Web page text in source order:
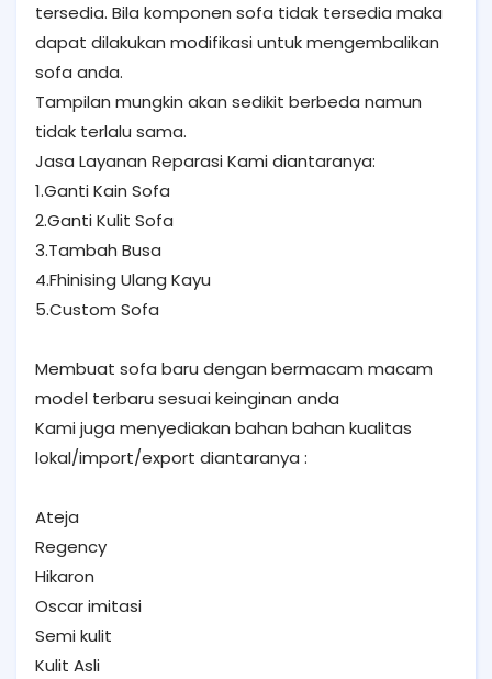
tersedia. Bila komponen sofa tidak tersedia maka
dapat dilakukan modifikasi untuk mengembalikan
sofa anda.
Tampilan mungkin akan sedikit berbeda namun
tidak terlalu sama.
Jasa Layanan Reparasi Kami diantaranya:
1.Ganti Kain Sofa
2.Ganti Kulit Sofa
3.Tambah Busa
4.Fhinising Ulang Kayu
5.Custom Sofa
Membuat sofa baru dengan bermacam macam
model terbaru sesuai keinginan anda
Kami juga menyediakan bahan bahan kualitas
lokal/import/export diantaranya :
Ateja
Regency
Hikaron
Oscar imitasi
Semi kulit
Kulit Asli